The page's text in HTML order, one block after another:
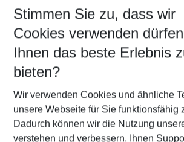
Abflughafen wählen
Beliebiger Abflughafen
Reisezeitraum wählen
09.08.26– 07.08.27 5-8 Nächte
2 Erwachsene Keine Kinder
Mehr Filter anzeigen
Stimmen Sie zu, dass wir
Cookies verwenden
Ihnen das beste Erlebnis
bieten?
Wir verwenden Cookies und ähnliche
unsere Webseite für Sie funktionsfähig
Dadurch können wir die Nutzung
verstehen und verbessern, Ihnen